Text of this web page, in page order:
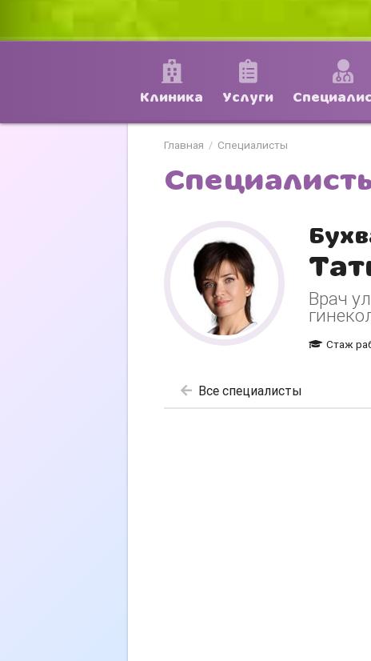
Клиника Услуги
Главная / Специалисты
Врач
Стаж
Все специалисты